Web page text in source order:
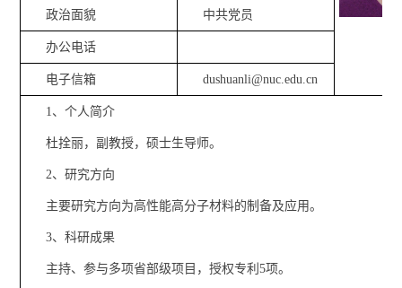
政治面貌 中共党员
办公电话
电子信箱 dushuanli@nuc.edu.cn
1、个人简介
杜拴丽，副教授，硕士生导师。
2、研究方向
主要研究方向为高性能高分子材料的制备及应用。
3、科研成果
主持、参与多项省部级项目，授权专利5项。